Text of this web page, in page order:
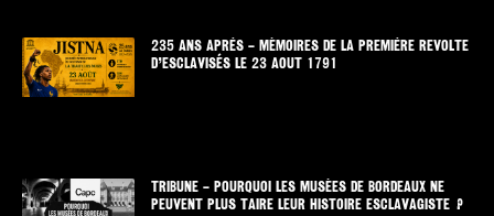
235 ANS APRÈS – MÉMOIRES DE LA PREMIÈRE REVOLTE
D’ESCLAVISÉS LE 23 AOUT 1791
TRIBUNE – POURQUOI LES MUSÉES DE BORDEAUX NE
PEUVENT PLUS TAIRE LEUR HISTOIRE ESCLAVAGISTE ?